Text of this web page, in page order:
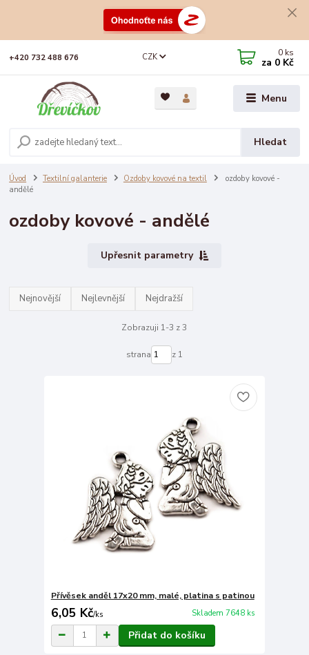
Menu
CZK
Hledat
+420 732 488 676 0 ks
za 0 Kč
Úvod Textilní galanterie Ozdoby kovové na textil
ozdoby kovové -
andělé
ozdoby kovové - andělé
Upřesnit parametry
Nejnovější Nejlevnější Nejdražší
Zobrazuji 1-3 z 3
strana z 1
Přívěsek anděl 17x20 mm, malé, platina s patinou
6,05 Kč/ks Skladem 7648 ks
Přidat do košíku